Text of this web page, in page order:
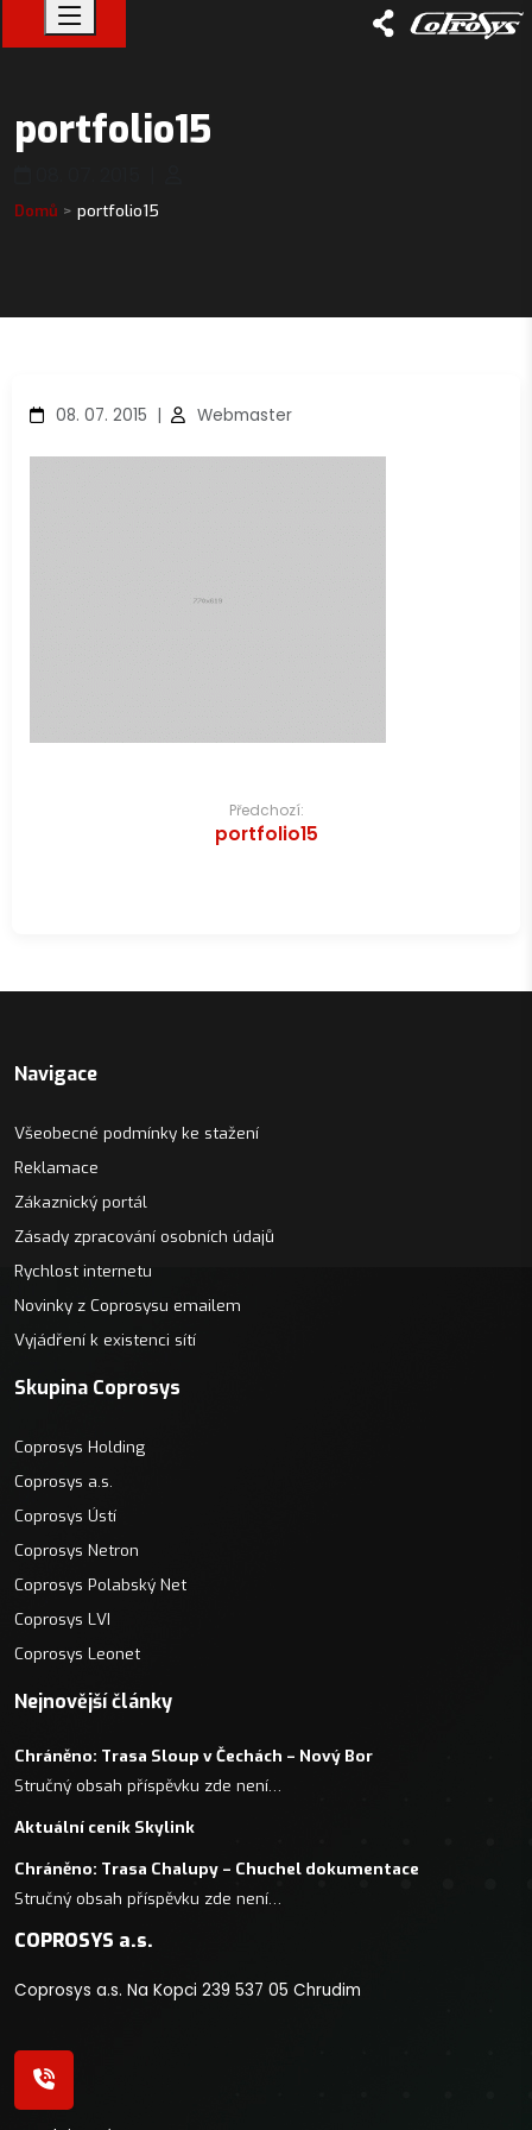
portfolio15
Domů portfolio15
08. 07. 2015 | Webmaster
Předchozí:
portfolio15
Navigace
Všeobecné podmínky ke stažení
Reklamace
Zákaznický portál
Zásady zpracování osobních údajů
Rychlost internetu
Novinky z Coprosysu emailem
Vyjádření k existenci sítí
Skupina Coprosys
Coprosys Holding
Coprosys a.s.
Coprosys Ústí
Coprosys Netron
Coprosys Polabský Net
Coprosys LVI
Coprosys Leonet
Nejnovější články
Chráněno: Trasa Sloup v Čechách – Nový Bor
Stručný obsah příspěvku zde není…
Aktuální ceník Skylink
Chráněno: Trasa Chalupy – Chuchel dokumentace
Stručný obsah příspěvku zde není…
COPROSYS a.s.
Coprosys a.s. Na Kopci 239 537 05 Chrudim